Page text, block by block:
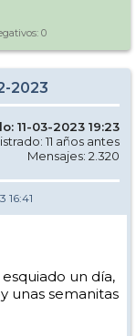
0
2023
11-03-2023 19:23
11 años antes
Mensajes: 2.320
16:41
un día,
unas semanitas